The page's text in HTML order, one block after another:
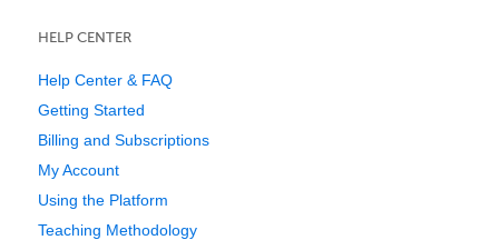
HELP CENTER
Help Center & FAQ
Getting Started
Billing and Subscriptions
My Account
Using the Platform
Teaching Methodology